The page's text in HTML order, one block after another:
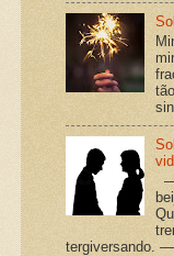
tergiversando. —